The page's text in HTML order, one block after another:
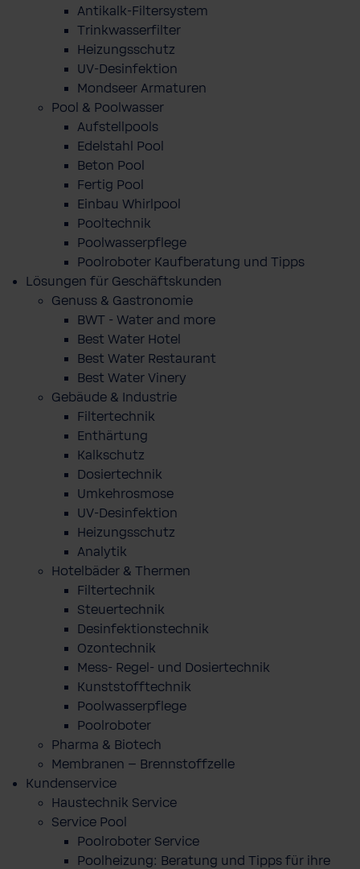
Antikalk-Filtersystem
Trinkwasserfilter
Heizungsschutz
UV-Desinfektion
Mondseer Armaturen
Pool & Poolwasser
Aufstellpools
Edelstahl Pool
Beton Pool
Fertig Pool
Einbau Whirlpool
Pooltechnik
Poolwasserpflege
Poolroboter Kaufberatung und Tipps
Lösungen für Geschäftskunden
Genuss & Gastronomie
BWT - Water and more
Best Water Hotel
Best Water Restaurant
Best Water Vinery
Gebäude & Industrie
Filtertechnik
Enthärtung
Kalkschutz
Dosiertechnik
Umkehrosmose
UV-Desinfektion
Heizungsschutz
Analytik
Hotelbäder & Thermen
Filtertechnik
Steuertechnik
Desinfektionstechnik
Ozontechnik
Mess- Regel- und Dosiertechnik
Kunststofftechnik
Poolwasserpflege
Poolroboter
Pharma & Biotech
Membranen – Brennstoffzelle
Kundenservice
Haustechnik Service
Service Pool
Poolroboter Service
Poolheizung: Beratung und Tipps für ihre